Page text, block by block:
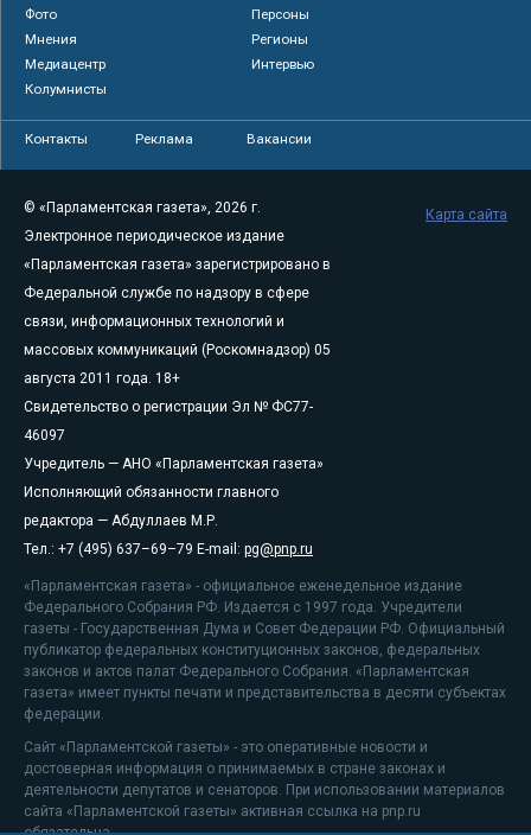
Фото
Персоны
Мнения
Регионы
Медиацентр
Интервью
Колумнисты
Контакты Реклама Вакансии
© «Парламентская газета», 2026 г.
Электронное периодическое издание
«Парламентская газета» зарегистрировано в
Федеральной службе по надзору в сфере
связи, информационных технологий и
массовых коммуникаций (Роскомнадзор) 05
августа 2011 года. 18+
Свидетельство о регистрации Эл № ФС77-
46097
Учредитель — АНО «Парламентская газета»
Исполняющий обязанности главного
редактора — Абдуллаев М.Р.
Тел.: +7 (495) 637–69–79 E-mail: pg@pnp.ru
«Парламентская газета» - официальное еженедельное издание
Федерального Собрания РФ. Издается с 1997 года. Учредители
газеты - Государственная Дума и Совет Федерации РФ. Официальный
публикатор федеральных конституционных законов, федеральных
законов и актов палат Федерального Собрания. «Парламентская
газета» имеет пункты печати и представительства в десяти субъектах
федерации.
Сайт «Парламентской газеты» - это оперативные новости и
достоверная информация о принимаемых в стране законах и
деятельности депутатов и сенаторов. При использовании материалов
сайта «Парламентской газеты» активная ссылка на pnp.ru
Карта сайта